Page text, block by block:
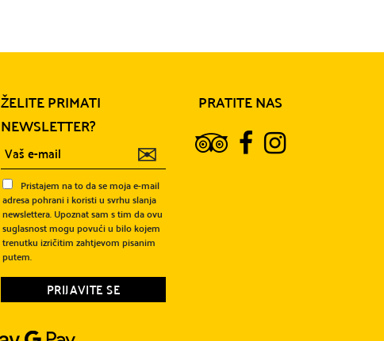
ŽELITE PRIMATI
NEWSLETTER?
✉
Pristajem na to da se moja e-mail
adresa pohrani i koristi u svrhu slanja
newslettera. Upoznat sam s tim da ovu
suglasnost mogu povući u bilo kojem
trenutku izričitim zahtjevom pisanim
putem.
PRATITE NAS